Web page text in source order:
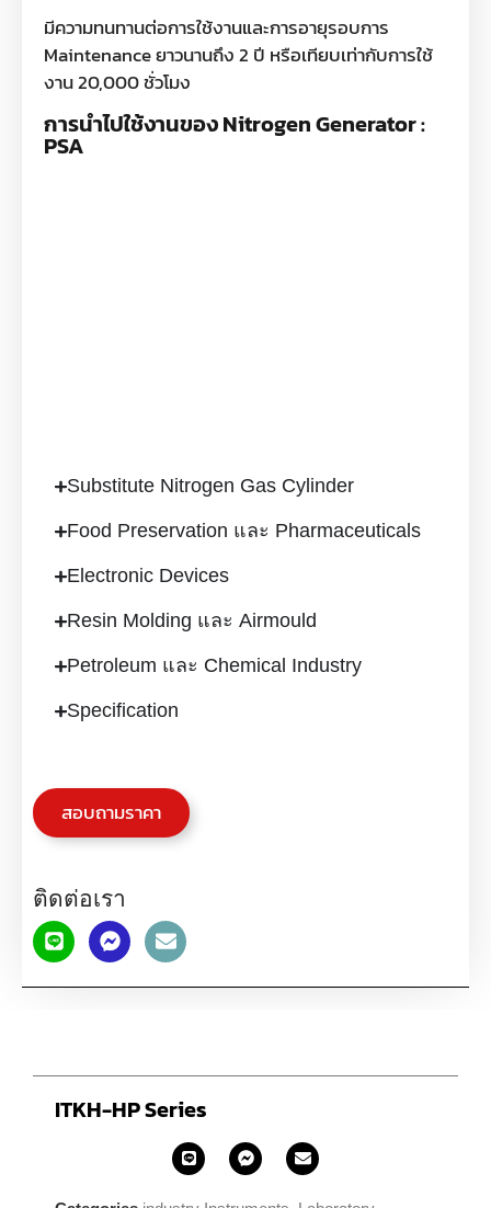
มีความทนทานต่อการใช้งานและการอายุรอบการ
Maintenance ยาวนานถึง 2 ปี หรือเทียบเท่ากับการใช้
งาน 20,000 ชั่วโมง
การนำไปใช้งานของ Nitrogen Generator :
PSA
Substitute Nitrogen Gas Cylinder
Food Preservation และ Pharmaceuticals
Electronic Devices
Resin Molding และ Airmould
Petroleum และ Chemical Industry
Specification
สอบถามราคา
ติดต่อเรา
ITKH-HP Series